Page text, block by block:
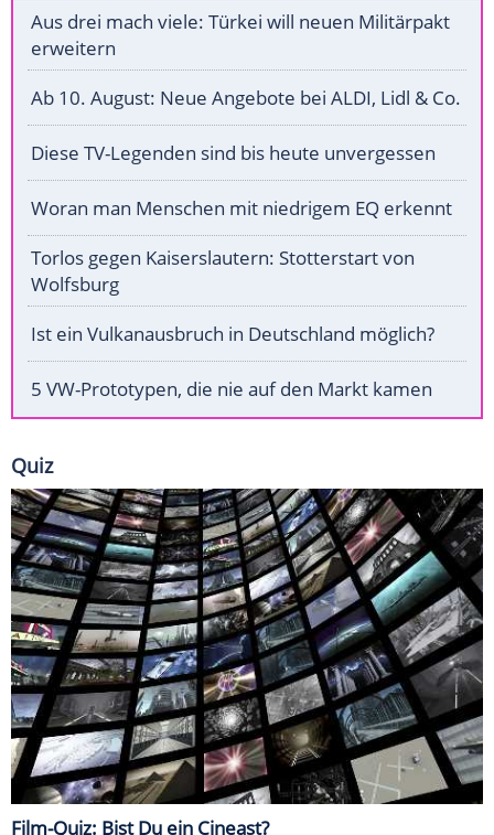
Aus drei mach viele: Türkei will neuen Militärpakt
erweitern
Ab 10. August: Neue Angebote bei ALDI, Lidl & Co.
Diese TV-Legenden sind bis heute unvergessen
Woran man Menschen mit niedrigem EQ erkennt
Torlos gegen Kaiserslautern: Stotterstart von
Wolfsburg
Ist ein Vulkanausbruch in Deutschland möglich?
5 VW-Prototypen, die nie auf den Markt kamen
Quiz
Film-Quiz: Bist Du ein Cineast?